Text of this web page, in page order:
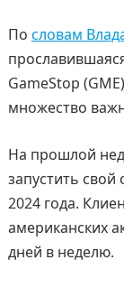
По словам
GameStop
множество
На прошлой
запустить
2024 года.
американских
дней в неделю.